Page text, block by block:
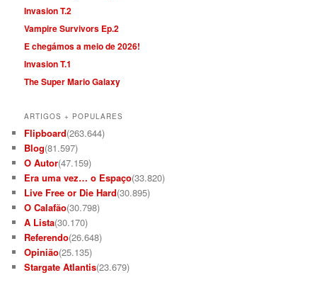
Invasion T.2
Vampire Survivors Ep.2
E chegámos a meio de 2026!
Invasion T.1
The Super Mario Galaxy
ARTIGOS + POPULARES
Flipboard(263.644)
Blog(81.597)
O Autor(47.159)
Era uma vez… o Espaço(33.820)
Live Free or Die Hard(30.895)
O Calafão(30.798)
A Lista(30.170)
Referendo(26.648)
Opinião(25.135)
Stargate Atlantis(23.679)